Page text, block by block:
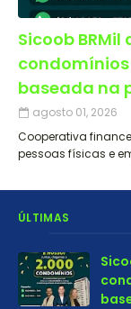
Sicoob
baseada na
agosto 01, 2026
Cooperativa
pessoas físicas e
ÚLTIMAS